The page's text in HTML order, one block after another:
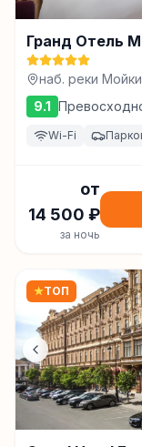
Гранд Отель
наб. реки
Петербург
9.1
Wi-Fi
от
14 500 ₽
за ночь
★ТОП